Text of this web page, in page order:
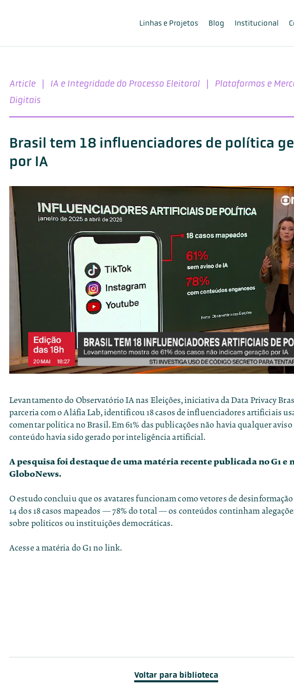
Linhas e Projetos Blog Institucional
Article IA e Integridade do Processo Eleitoral
Plataformas e
Digitais
Brasil tem 18 influenciadores de política
por IA
Levantamento do Observatório IA nas Eleições, iniciativa da Data Privacy
parceria com o Aláfia Lab, identificou 18 casos de influenciadores artificiais
comentar política no Brasil. Em 61% das publicações não havia qualquer aviso
conteúdo havia sido gerado por inteligência artificial.
A pesquisa foi destaque de uma matéria recente publicada no G1 e
GloboNews.
O estudo concluiu que os avatares funcionam como vetores de
14 dos 18 casos mapeados — 78% do total — os conteúdos continham
sobre políticos ou instituições democráticas.
Acesse a matéria do G1 no link.
Voltar para biblioteca